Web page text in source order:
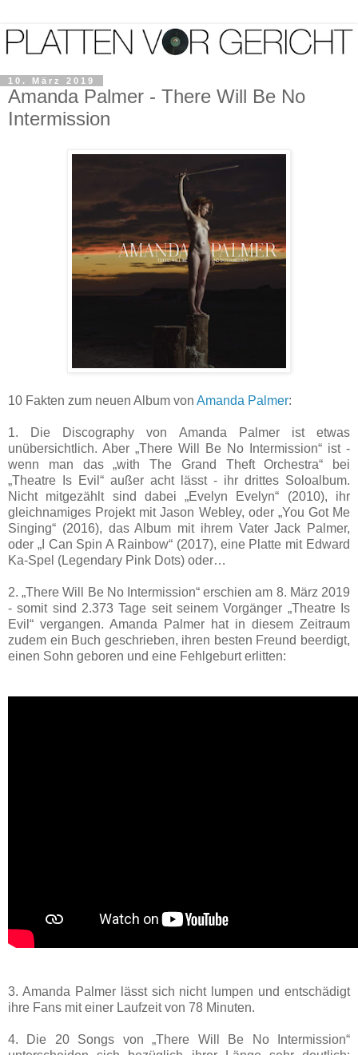
10. März 2019
Amanda Palmer - There Will Be No
Intermission
10 Fakten zum neuen Album von Amanda Palmer:
1. Die Discography von Amanda Palmer ist etwas
unübersichtlich. Aber „There Will Be No Intermission“ ist -
wenn man das „with The Grand Theft Orchestra“ bei
„Theatre Is Evil“ außer acht lässt - ihr drittes Soloalbum.
Nicht mitgezählt sind dabei „Evelyn Evelyn“ (2010), ihr
gleichnamiges Projekt mit Jason Webley, oder „You Got Me
Singing“ (2016), das Album mit ihrem Vater Jack Palmer,
oder „I Can Spin A Rainbow“ (2017), eine Platte mit Edward
Ka-Spel (Legendary Pink Dots) oder…
2. „There Will Be No Intermission“ erschien am 8. März 2019
- somit sind 2.373 Tage seit seinem Vorgänger „Theatre Is
Evil“ vergangen. Amanda Palmer hat in diesem Zeitraum
zudem ein Buch geschrieben, ihren besten Freund beerdigt,
einen Sohn geboren und eine Fehlgeburt erlitten:
3. Amanda Palmer lässt sich nicht lumpen und entschädigt
ihre Fans mit einer Laufzeit von 78 Minuten.
4. Die 20 Songs von „There Will Be No Intermission“